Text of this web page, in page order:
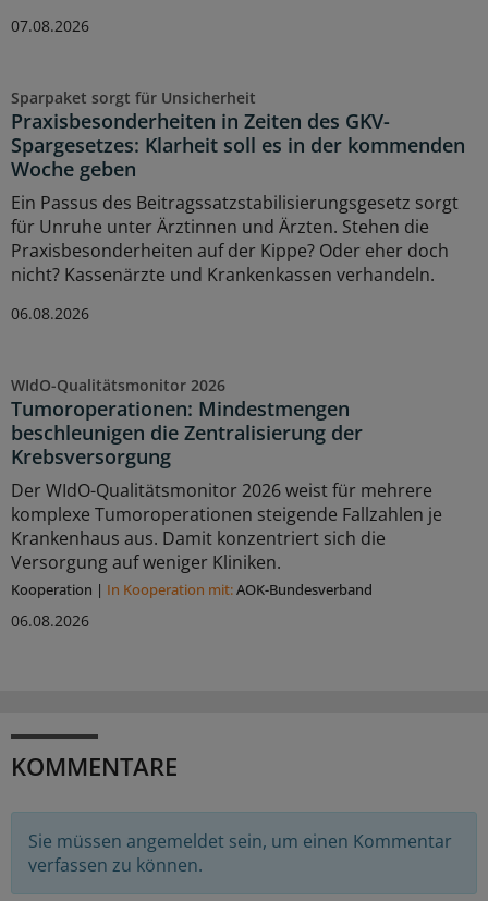
07.08.2026
Sparpaket sorgt für Unsicherheit
Praxisbesonderheiten in Zeiten des GKV-
Spargesetzes: Klarheit soll es in der kommenden
Woche geben
Ein Passus des Beitragssatzstabilisierungsgesetz sorgt
für Unruhe unter Ärztinnen und Ärzten. Stehen die
Praxisbesonderheiten auf der Kippe? Oder eher doch
nicht? Kassenärzte und Krankenkassen verhandeln.
06.08.2026
WIdO-Qualitätsmonitor 2026
Tumoroperationen: Mindestmengen
beschleunigen die Zentralisierung der
Krebsversorgung
Der WIdO-Qualitätsmonitor 2026 weist für mehrere
komplexe Tumoroperationen steigende Fallzahlen je
Krankenhaus aus. Damit konzentriert sich die
Versorgung auf weniger Kliniken.
Kooperation | In Kooperation mit:AOK-Bundesverband
06.08.2026
KOMMENTARE
Sie müssen angemeldet sein, um einen Kommentar
verfassen zu können.